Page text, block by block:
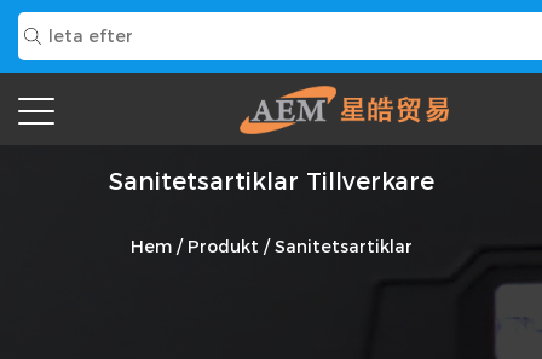
Sanitetsartiklar Tillverkare
Hem/ Produkt /Sanitetsartiklar